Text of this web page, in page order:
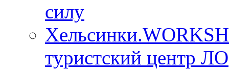
силу
туристский центр ЛО